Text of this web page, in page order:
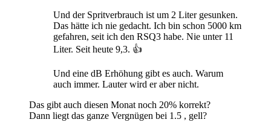
Und der Spritverbrauch ist um 2 Liter gesunken.
Das hätte ich nie gedacht. Ich bin schon 5000 km
gefahren, seit ich den RSQ3 habe. Nie unter 11
Liter. Seit heute 9,3. 👍
Und eine dB Erhöhung gibt es auch. Warum
auch immer. Lauter wird er aber nicht.
Das gibt auch diesen Monat noch 20% korrekt?
Dann liegt das ganze Vergnügen bei 1.5 , gell?